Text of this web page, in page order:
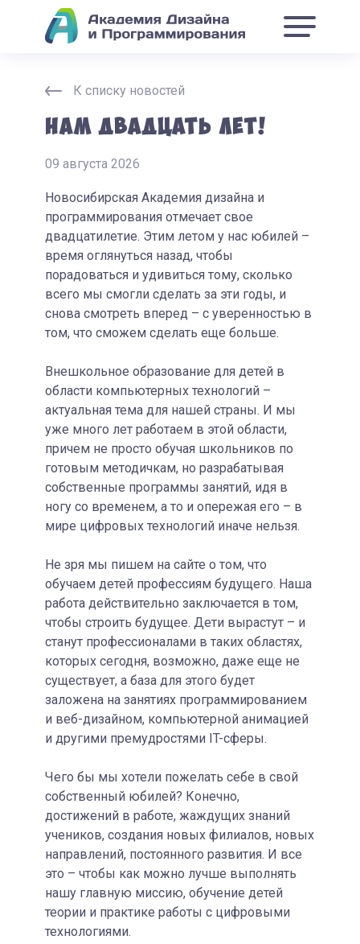
К списку новостей
Нам двадцать лет!
09 августа 2026
Новосибирская Академия дизайна и
программирования отмечает свое
двадцатилетие. Этим летом у нас юбилей –
время оглянуться назад, чтобы
порадоваться и удивиться тому, сколько
всего мы смогли сделать за эти годы, и
снова смотреть вперед – с уверенностью в
том, что сможем сделать еще больше.
Внешкольное образование для детей в
области компьютерных технологий –
актуальная тема для нашей страны. И мы
уже много лет работаем в этой области,
причем не просто обучая школьников по
готовым методичкам, но разрабатывая
собственные программы занятий, идя в
ногу со временем, а то и опережая его – в
мире цифровых технологий иначе нельзя.
Не зря мы пишем на сайте о том, что
обучаем детей профессиям будущего. Наша
работа действительно заключается в том,
чтобы строить будущее. Дети вырастут – и
станут профессионалами в таких областях,
которых сегодня, возможно, даже еще не
существует, а база для этого будет
заложена на занятиях программированием
и веб-дизайном, компьютерной анимацией
и другими премудростями IT-сферы.
Чего бы мы хотели пожелать себе в свой
собственный юбилей? Конечно,
достижений в работе, жаждущих знаний
учеников, создания новых филиалов, новых
направлений, постоянного развития. И все
это – чтобы как можно лучше выполнять
нашу главную миссию, обучение детей
теории и практике работы с цифровыми
технологиями.